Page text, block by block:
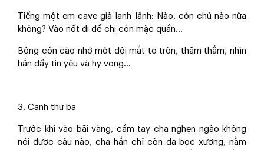
Tiếng một em cave già lanh lảnh: Nào, còn chú nào nữa
không? Vào nốt đi để chị còn mặc quần…
Bỗng cồn cào nhớ một đôi mắt to tròn, thăm thẳm, nhìn
hắn đầy tin yêu và hy vọng…
3. Canh thứ ba
Trước khi vào bãi vàng, cầm tay cha nghẹn ngào không
nói được câu nào, cha hắn chỉ còn da bọc xương, nằm